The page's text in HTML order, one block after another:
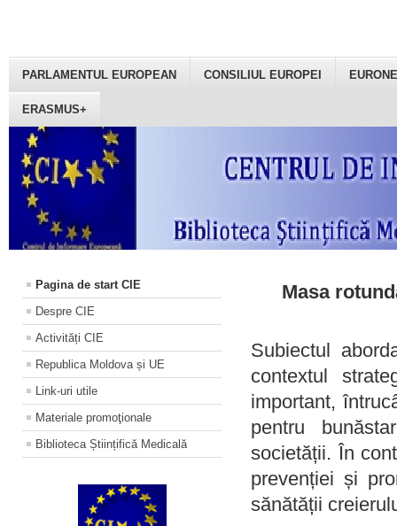
PARLAMENTUL EUROPEAN CONSILIUL EUROPEI
ERASMUS+
Pagina de start CIE
Despre CIE
Activități CIE
Republica Moldova și UE
Link-uri utile
Materiale promoţionale
Biblioteca Științifică Medicală
Masa
Subiectul
contextul
important,
pentru
societății. În
prevenției și
sănătății